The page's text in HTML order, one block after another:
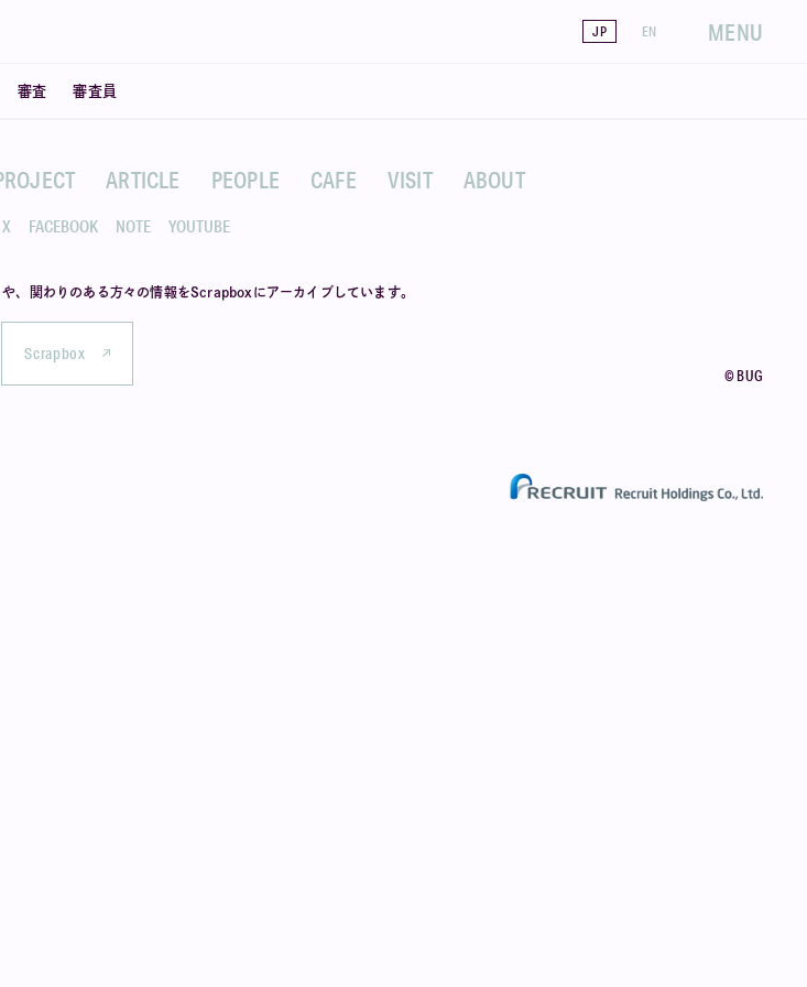
JP EN MENU
審査 審査員
ARTICLE PEOPLE CAFE VISIT ABOUT
X FACEBOOK NOTE YOUTUBE
、 関わりのある方々の情報をScrapboxにアーカイブしています。
Scrapbox